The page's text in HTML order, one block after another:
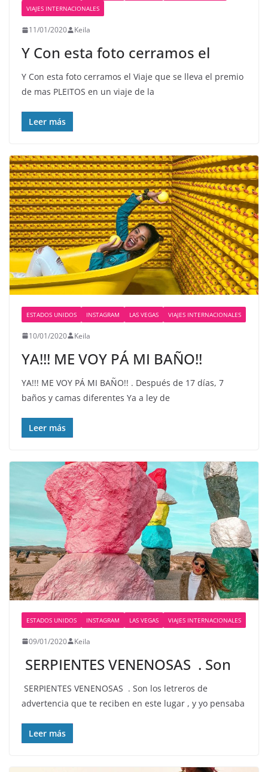
VIAJES INTERNACIONALES
11/01/2020 Keila
Y Con esta foto cerramos el
Y Con esta foto cerramos el Viaje que se lleva el premio
de mas PLEITOS en un viaje de la
Leer más
ESTADOS UNIDOS INSTAGRAM LAS VEGAS VIAJES INTERNACIONALES
10/01/2020 Keila
YA!!! ME VOY PÁ MI BAÑO!!
YA!!! ME VOY PÁ MI BAÑO!! . Después de 17 días, 7
baños y camas diferentes Ya a ley de
Leer más
ESTADOS UNIDOS INSTAGRAM LAS VEGAS VIAJES INTERNACIONALES
09/01/2020 Keila
️ SERPIENTES VENENOSAS ️ . Son
️ SERPIENTES VENENOSAS ️ . Son los letreros de
advertencia que te reciben en este lugar , y yo pensaba
Leer más